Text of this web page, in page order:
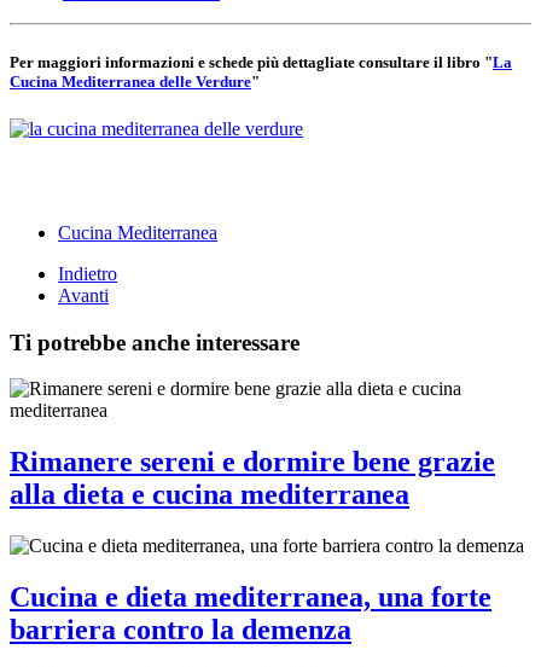
Per maggiori informazioni e schede più dettagliate consultare il libro "La
Cucina Mediterranea delle Verdure"
Cucina Mediterranea
Indietro
Avanti
Ti potrebbe anche interessare
Rimanere sereni e dormire bene grazie
alla dieta e cucina mediterranea
Cucina e dieta mediterranea, una forte
barriera contro la demenza